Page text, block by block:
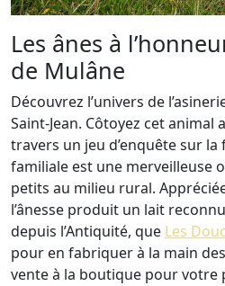
Les ânes à
de Mulâne
Découvrez l’univers de
Saint-Jean. Côtoyez cet animal
travers un jeu d’enquête sur
familiale est une merveilleuse
petits au milieu rural.
l’ânesse produit un lait
depuis l’Antiquité, que Les
pour en fabriquer à la main
vente à la boutique pour votre